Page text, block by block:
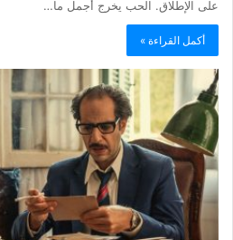
على الإطلاق. الحب يخرج أجمل ما…
أكمل القراءة »